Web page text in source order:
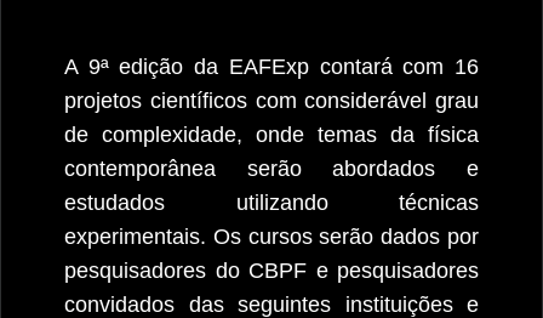
A 9ª edição da EAFExp contará com 16
projetos científicos com considerável grau
de complexidade, onde temas da física
contemporânea serão abordados e
estudados utilizando técnicas
experimentais. Os cursos serão dados por
pesquisadores do CBPF e pesquisadores
convidados das seguintes instituições e